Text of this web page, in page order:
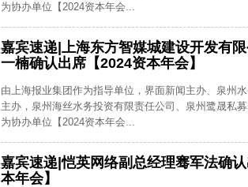
为协办单位【2024资本年会...
嘉宾速递|上海东方智媒城建设开发有
一楠确认出席【2024资本年会】
由上海报业集团作为指导单位，界面新闻主办、泉州
主办，泉州海丝水务投资有限责任公司、泉州鹭晟私
为协办单位【2024资本年会...
嘉宾速递|恺英网络副总经理骞军法确
本年会】